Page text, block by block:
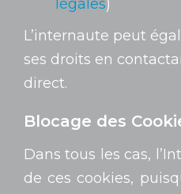
légales)
L’internaute peut
ses droits en
direct.
Blocage des
Dans tous les cas,
de ces cookies,